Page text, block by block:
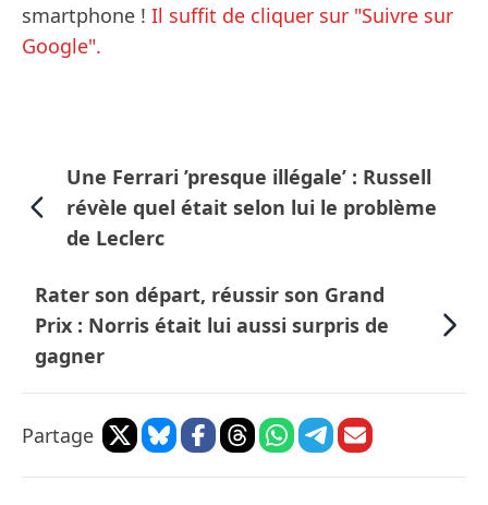
smartphone ! Il suffit de cliquer sur "Suivre sur
Google".
Une Ferrari ’presque illégale’ : Russell
révèle quel était selon lui le problème
de Leclerc
Rater son départ, réussir son Grand
Prix : Norris était lui aussi surpris de
gagner
Partage